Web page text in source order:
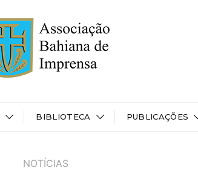
BIBLIOTECA PUBLICAÇÕES
NOTÍCIAS